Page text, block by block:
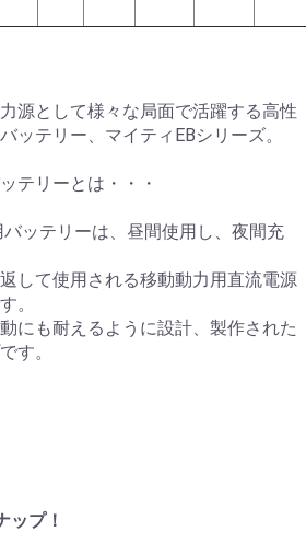
源として様々な局面で活躍する高性
ッテリー、マイティEBシリーズ。
テリーとは・・・
ッテリーは、昼間使用し、夜間充
して使用される移動動力用直流電源
。
にも耐えるように設計、製作された
す。
ップ！